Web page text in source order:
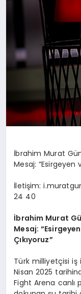
İbrahim Murat
Mesaj: “Esirgeyen
İletişim:
24 40
İbrahim Murat
Mesaj:
Çıkıyoruz”
Türk milliyetçisi iş
Nisan 2025
Fight Arena canlı